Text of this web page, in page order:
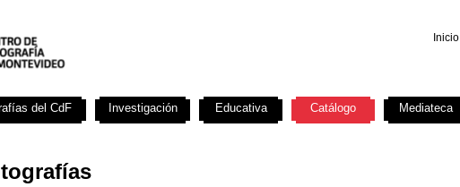
Inicio
del CdF Investigación Educativa Catálogo Mediateca